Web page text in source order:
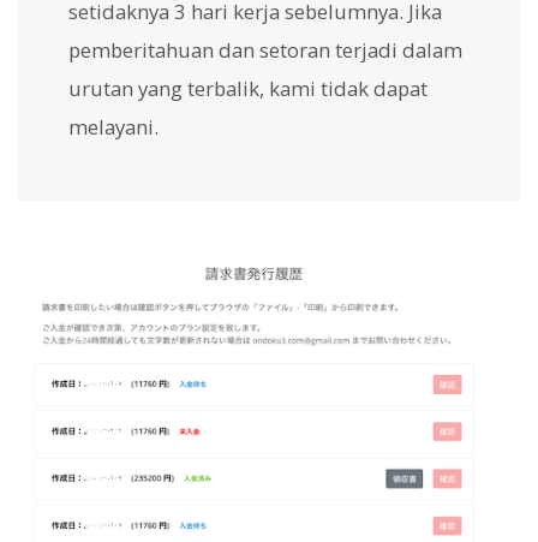
setidaknya 3 hari kerja sebelumnya. Jika
pemberitahuan dan setoran terjadi dalam
urutan yang terbalik, kami tidak dapat
melayani.